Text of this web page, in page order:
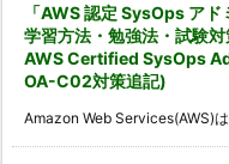
「AWS 認定 SysOps ア
学習方法・勉強法・試験
AWS Certified SysOps
OA-C02対策追記)
Amazon Web Services(AWS)